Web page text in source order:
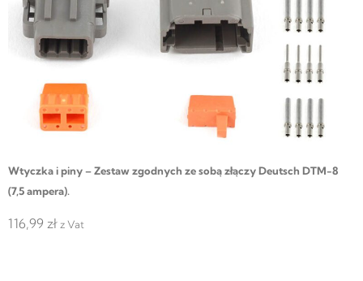
Wtyczka i piny – Zestaw zgodnych ze sobą złączy Deutsch DTM-8
(7,5 ampera).
116,99 zł z Vat